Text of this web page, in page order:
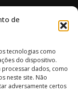
de
tecnologias como
do dispositivo.
processar dados, como
neste site. Não
adversamente certos